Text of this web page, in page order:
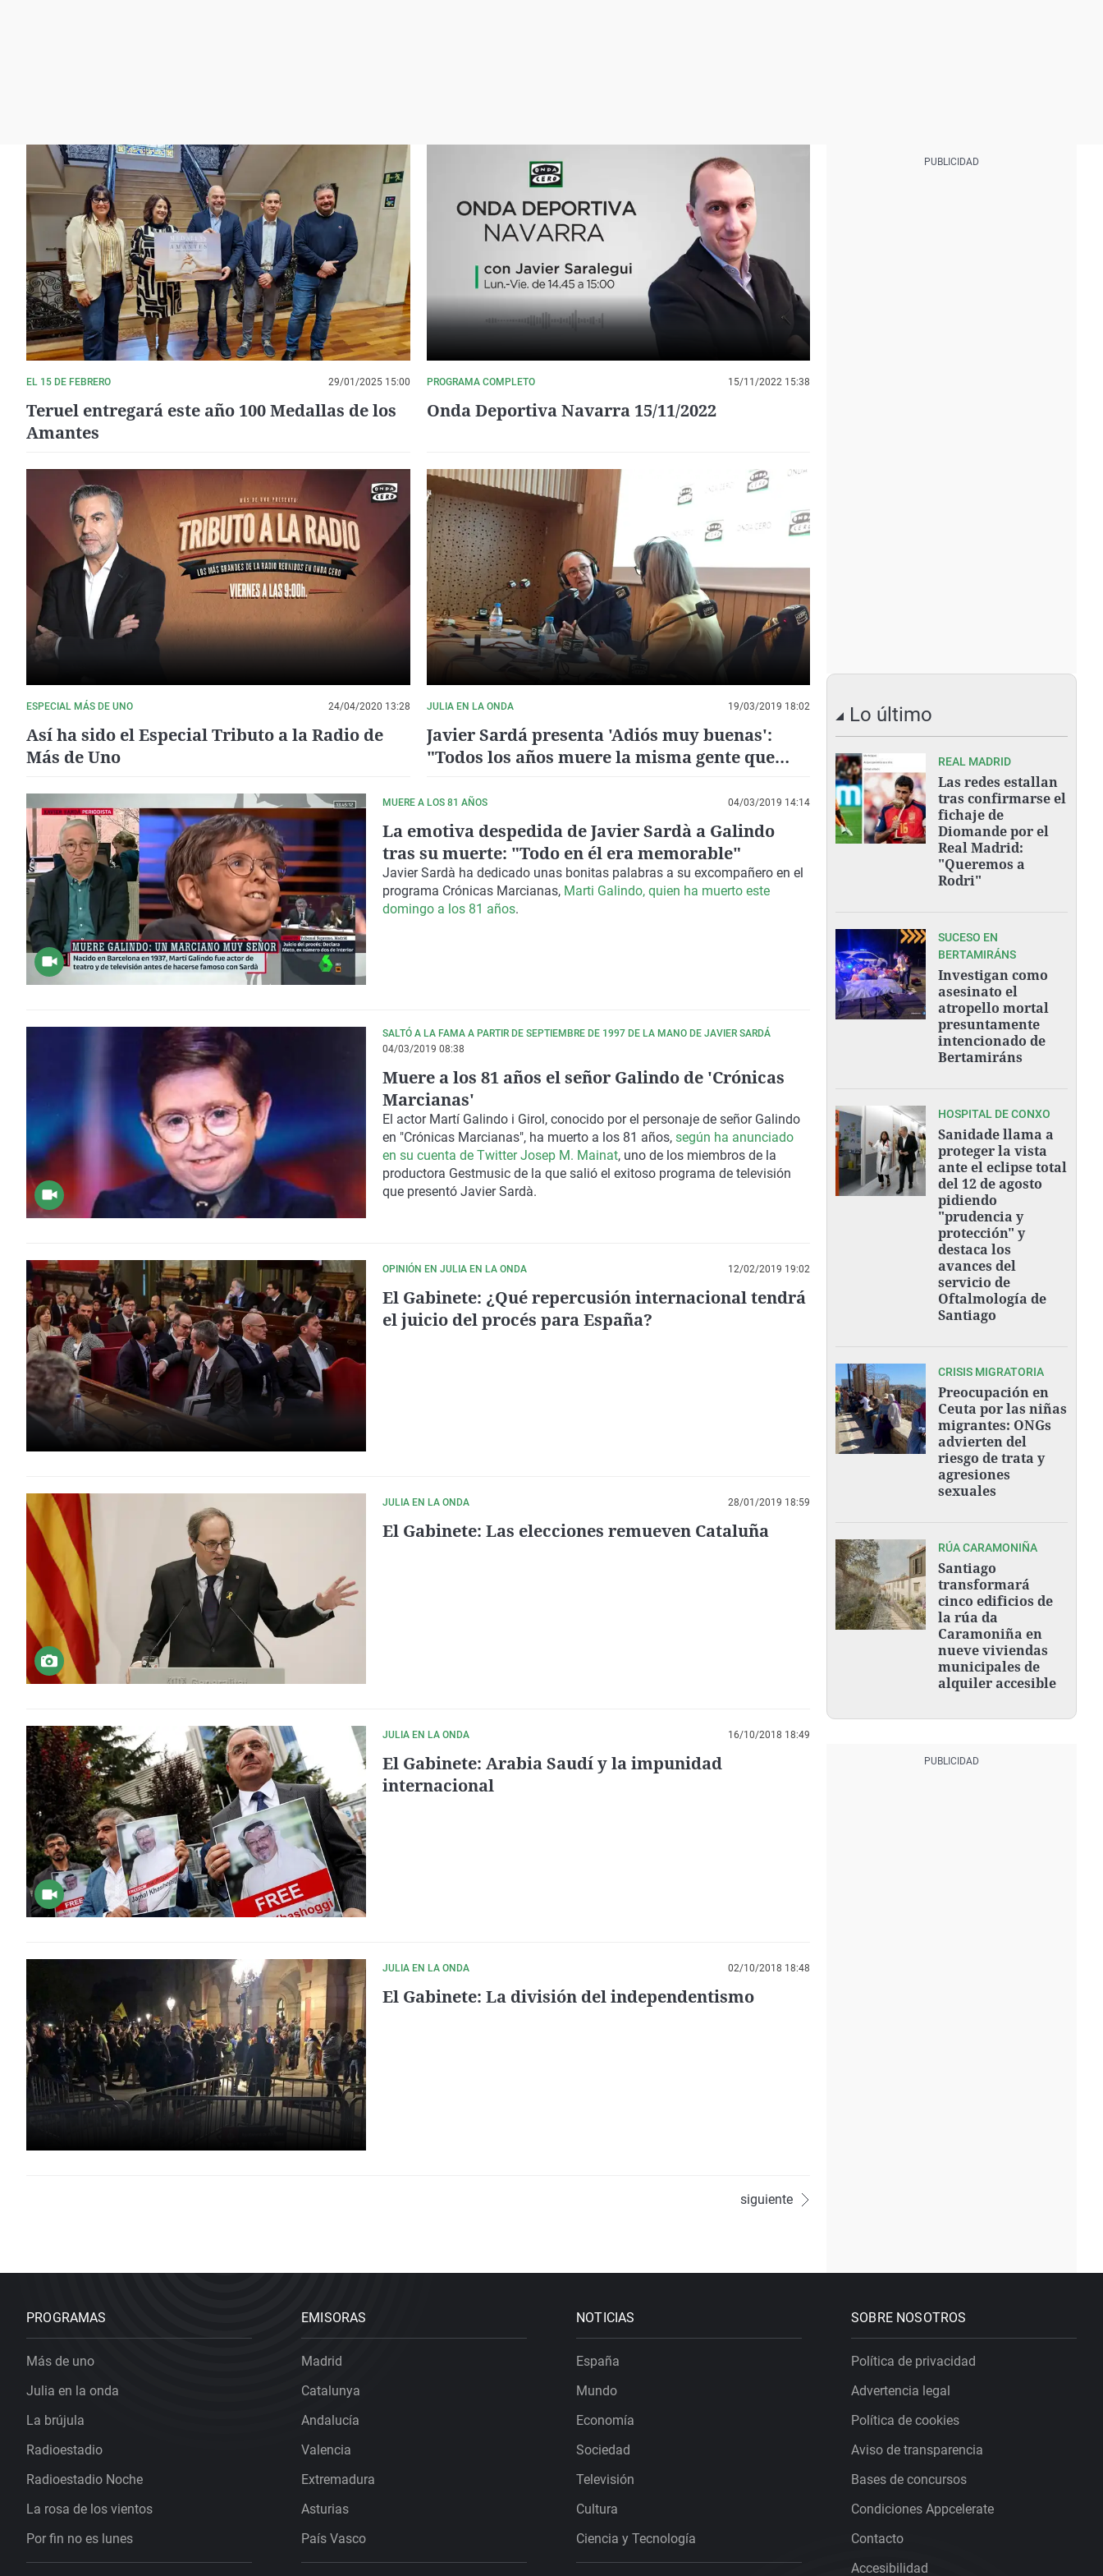
EL 15 DE FEBRERO 29/01/2025 15:00
Teruel entregará este año 100 Medallas de los
Amantes
PROGRAMA COMPLETO 15/11/2022 15:38
Onda Deportiva Navarra 15/11/2022
ESPECIAL MÁS DE UNO 24/04/2020 13:28
Así ha sido el Especial Tributo a la Radio de
Más de Uno
JULIA EN LA ONDA 19/03/2019 18:02
Javier Sardá presenta 'Adiós muy buenas':
"Todos los años muere la misma gente que
MUERE A LOS 81 AÑOS 04/03/2019 14:14
La emotiva despedida de Javier Sardà a Galindo
tras su muerte: "Todo en él era memorable"
Javier Sardà ha dedicado unas bonitas palabras a su excompañero en el
programa Crónicas Marcianas, Marti Galindo, quien ha muerto este
domingo a los 81 años.
SALTÓ A LA FAMA A PARTIR DE SEPTIEMBRE DE 1997 DE LA MANO DE JAVIER SARDÁ
04/03/2019 08:38
Muere a los 81 años el señor Galindo de 'Crónicas
Marcianas'
El actor Martí Galindo i Girol, conocido por el personaje de señor Galindo
en "Crónicas Marcianas", ha muerto a los 81 años, según ha anunciado
en su cuenta de Twitter Josep M. Mainat, uno de los miembros de la
productora Gestmusic de la que salió el exitoso programa de televisión
que presentó Javier Sardà.
OPINIÓN EN JULIA EN LA ONDA 12/02/2019 19:02
El Gabinete: ¿Qué repercusión internacional tendrá
el juicio del procés para España?
JULIA EN LA ONDA 28/01/2019 18:59
El Gabinete: Las elecciones remueven Cataluña
JULIA EN LA ONDA 16/10/2018 18:49
El Gabinete: Arabia Saudí y la impunidad
internacional
JULIA EN LA ONDA 02/10/2018 18:48
El Gabinete: La división del independentismo
siguiente
Lo último
REAL MADRID
Las redes estallan
tras confirmarse el
fichaje de
Diomande por el
Real Madrid:
"Queremos a
Rodri"
SUCESO EN
BERTAMIRÁNS
Investigan como
asesinato el
atropello mortal
presuntamente
intencionado de
Bertamiráns
HOSPITAL DE CONXO
Sanidade llama a
proteger la vista
ante el eclipse total
del 12 de agosto
pidiendo
"prudencia y
protección" y
destaca los
avances del
servicio de
Oftalmología de
Santiago
CRISIS MIGRATORIA
Preocupación en
Ceuta por las niñas
migrantes: ONGs
advierten del
riesgo de trata y
agresiones
sexuales
RÚA CARAMONIÑA
Santiago
transformará
cinco edificios de
la rúa da
Caramoniña en
nueve viviendas
municipales de
alquiler accesible
PROGRAMAS
Más de uno
Julia en la onda
La brújula
Radioestadio
Radioestadio Noche
La rosa de los vientos
Por fin no es lunes
EMISORAS
Madrid
Catalunya
Andalucía
Valencia
Extremadura
Asturias
País Vasco
NOTICIAS
España
Mundo
Economía
Sociedad
Televisión
Cultura
Ciencia y Tecnología
SOBRE NOSOTROS
Política de privacidad
Advertencia legal
Política de cookies
Aviso de transparencia
Bases de concursos
Condiciones Appcelerate
Contacto
Accesibilidad